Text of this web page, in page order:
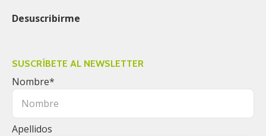
Desuscribirme
SUSCRÍBETE AL NEWSLETTER
Nombre*
Apellidos